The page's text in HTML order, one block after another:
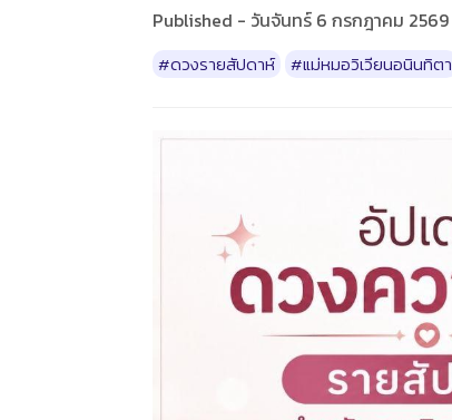
Published - วันจันทร์ 6 กรกฎาคม 2569
#ดวงรายสัปดาห์ #แม่หมอวิเวียนอนินทิตา